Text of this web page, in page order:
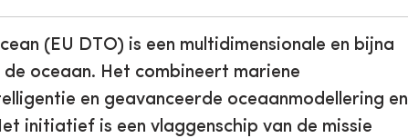
(EU DTO) is een multidimensionale en bijna
oceaan. Het combineert mariene
en geavanceerde oceaanmodellering en
initiatief is een vlaggenschip van de missie